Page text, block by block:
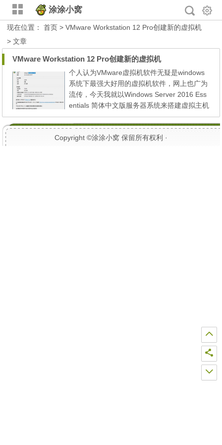
涂涂小窝
现在位置：首页 > VMware Workstation 12 Pro创建新的虚拟机
> 文章
VMware Workstation 12 Pro创建新的虚拟机
个人认为VMware虚拟机软件无疑是windows
系统下最强大好用的虚拟机软件，网上也广为
流传，今天我就以Windows Server 2016 Ess
entials 简体中文版服务器系统来搭建虚拟主机
实验环境而分享一下是如何新建虚拟主机的。
VMware Workstation 12.5.5 pro版不但强
悍，而且专门为Win10的安装和使用做了优
Copyright ©涂涂小窝 保留所有权利 ·